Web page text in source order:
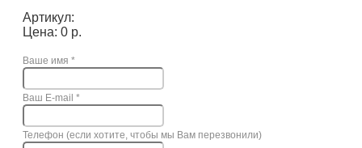
Артикул:
Цена: 0 р.
Ваше имя *
Ваш E-mail *
Телефон (если хотите, чтобы мы Вам перезвонили)